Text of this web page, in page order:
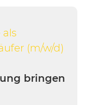
als
(m/w/d)
bringen